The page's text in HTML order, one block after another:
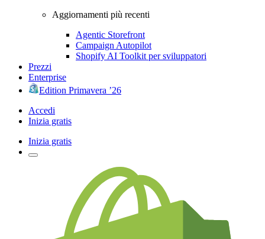
Aggiornamenti più recenti
Agentic Storefront
Campaign Autopilot
Shopify AI Toolkit per sviluppatori
Prezzi
Enterprise
Edition Primavera ’26
Accedi
Inizia gratis
Inizia gratis